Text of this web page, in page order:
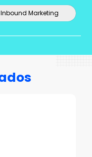
Inbound Marketing